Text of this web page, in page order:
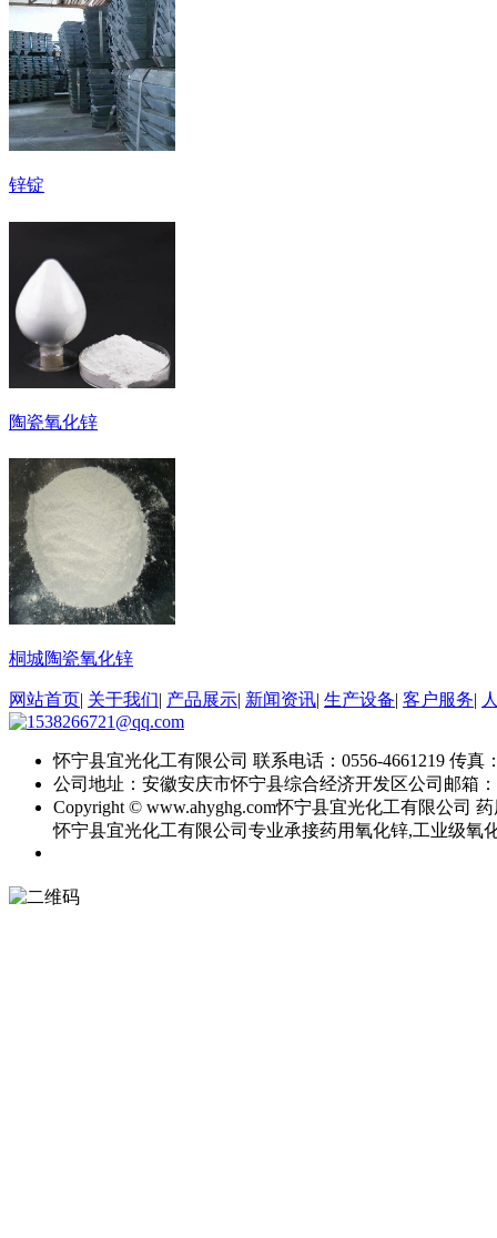
锌锭
陶瓷氧化锌
桐城陶瓷氧化锌
网站首页 关于我们 产品展示 新闻资讯 生产设备 客户服务
怀宁县宜光化工有限公司 联系电话：0556-4661219 传真
公司地址：安徽安庆市怀宁县综合经济开发区公司邮箱：
Copyright © www.ahyghg.com怀宁县宜光化工有限公司 药
怀宁县宜光化工有限公司专业承接药用氧化锌,工业级氧